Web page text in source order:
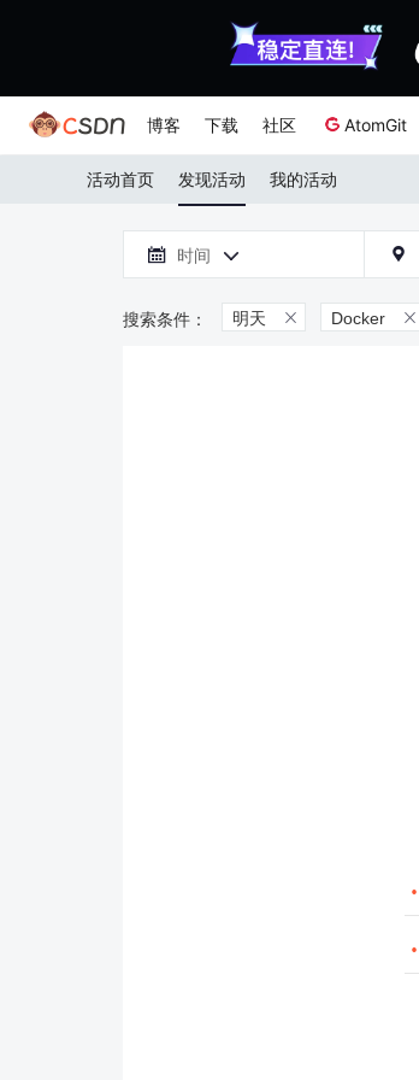
博客 下载 社区 AtomGit
活动首页 发现活动 我的活动
 时间  
明天  Docker 

